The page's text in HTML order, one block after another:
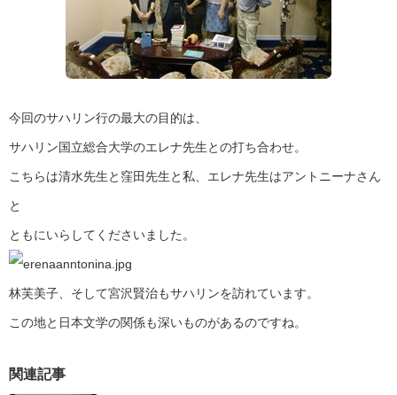
今回のサハリン行の最大の目的は、
サハリン国立総合大学のエレナ先生との打ち合わせ。
こちらは清水先生と窪田先生と私、エレナ先生はアントニーナさん
と
ともにいらしてくださいました。
林芙美子、そして宮沢賢治もサハリンを訪れています。
この地と日本文学の関係も深いものがあるのですね。
関連記事